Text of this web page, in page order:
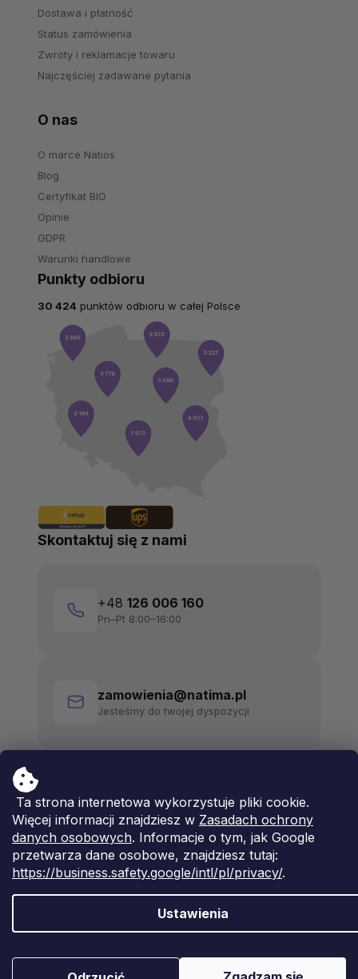
Ta strona internetowa wykorzystuje pliki cookie.
Więcej informacji znajdziesz w Zasadach ochrony
danych osobowych. Informacje o tym, jak Google
przetwarza dane osobowe, znajdziesz tutaj:
https://business.safety.google/intl/pl/privacy/.
Ustawienia
Dostawa i płatność
Status zamówienia
Zwroty i reklamacje towaru
Najczęściej zadawane pytania
O nas
O marce Natios
Blog
Certyfikat BIO
Opinie
GDPR
Warunki handlowe
Skontaktuj się z nami
+48 126 006 160
Pn–Pt 8:00–16:00
zamowienia@natima.pl
Jesteśmy do twojej dyspozycji
Punkty odbioru
30 424 punktów odbioru w całej Polsce
Opracował Shoptet Premium
. Wszystkie prawa zastrzeżone.